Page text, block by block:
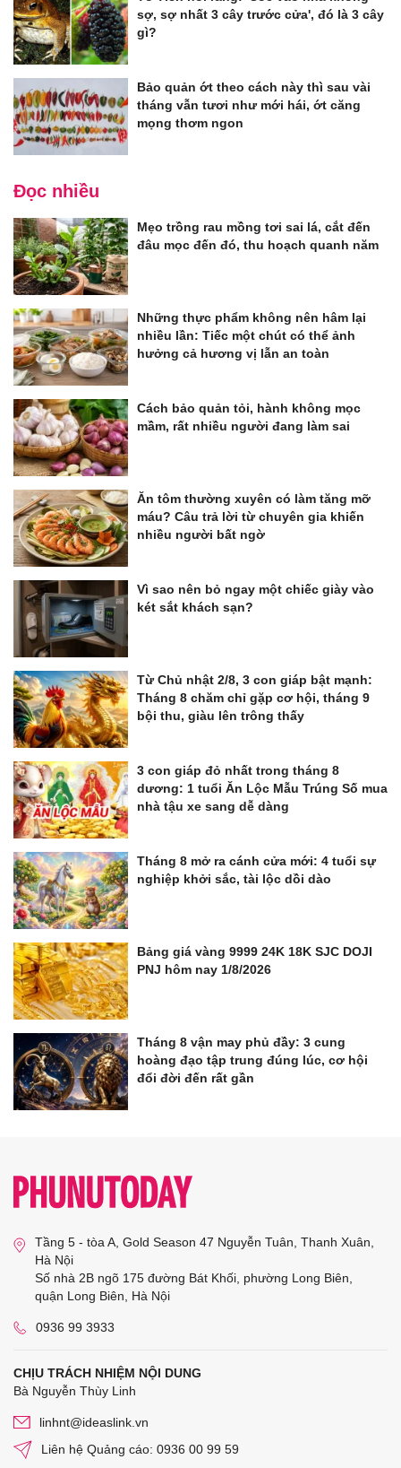
sợ, sợ nhất 3 cây trước cửa', đó là 3 cây
gì?
Bảo quản ớt theo cách này thì sau vài
tháng vẫn tươi như mới hái, ớt căng
mọng thơm ngon
Đọc nhiều
Mẹo trồng rau mồng tơi sai lá, cắt đến
đâu mọc đến đó, thu hoạch quanh năm
Những thực phẩm không nên hâm lại
nhiều lần: Tiếc một chút có thể ảnh
hưởng cả hương vị lẫn an toàn
Cách bảo quản tỏi, hành không mọc
mầm, rất nhiều người đang làm sai
Ăn tôm thường xuyên có làm tăng mỡ
máu? Câu trả lời từ chuyên gia khiến
nhiều người bất ngờ
Vì sao nên bỏ ngay một chiếc giày vào
két sắt khách sạn?
Từ Chủ nhật 2/8, 3 con giáp bật mạnh:
Tháng 8 chăm chỉ gặp cơ hội, tháng 9
bội thu, giàu lên trông thấy
3 con giáp đỏ nhất trong tháng 8
dương: 1 tuổi Ăn Lộc Mẫu Trúng Số mua
nhà tậu xe sang dễ dàng
Tháng 8 mở ra cánh cửa mới: 4 tuổi sự
nghiệp khởi sắc, tài lộc dồi dào
Bảng giá vàng 9999 24K 18K SJC DOJI
PNJ hôm nay 1/8/2026
Tháng 8 vận may phủ đầy: 3 cung
hoàng đạo tập trung đúng lúc, cơ hội
đổi đời đến rất gần
Tầng 5 - tòa A, Gold Season 47 Nguyễn Tuân, Thanh Xuân,
Hà Nội
Số nhà 2B ngõ 175 đường Bát Khối, phường Long Biên,
quận Long Biên, Hà Nội
0936 99 3933
CHỊU TRÁCH NHIỆM NỘI DUNG
Bà Nguyễn Thùy Linh
linhnt@ideaslink.vn
Liên hệ Quảng cáo: 0936 00 99 59